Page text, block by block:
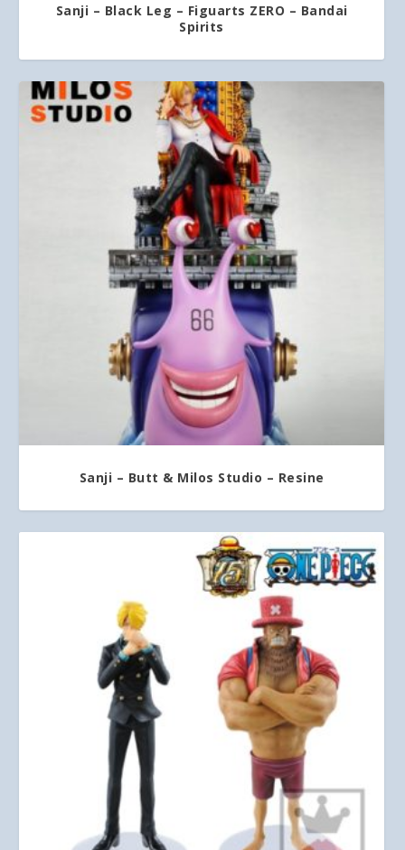
Sanji – Black Leg – Figuarts ZERO – Bandai
Spirits
Sanji – Butt & Milos Studio – Resine